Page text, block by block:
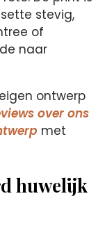
stevig,
of
naar
ontwerp
over ons
met
huwelijk